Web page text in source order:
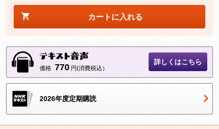
カートに入れる
価格 770 円(消費税込）
詳しくはこちら
2026年度定期購読